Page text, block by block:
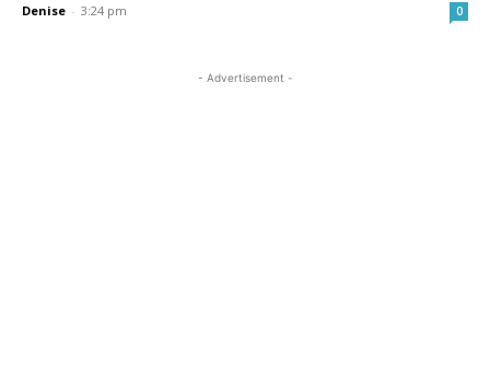
Denise - 3:24 pm 0
- Advertisement -